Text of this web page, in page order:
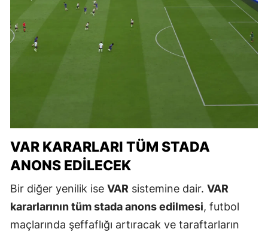
VAR KARARLARI TÜM STADA
ANONS EDILECEK
Bir diğer yenilik ise VAR sistemine dair. VAR
kararlarının tüm stada anons edilmesi, futbol
maçlarında şeffaflığı artıracak ve taraftarların